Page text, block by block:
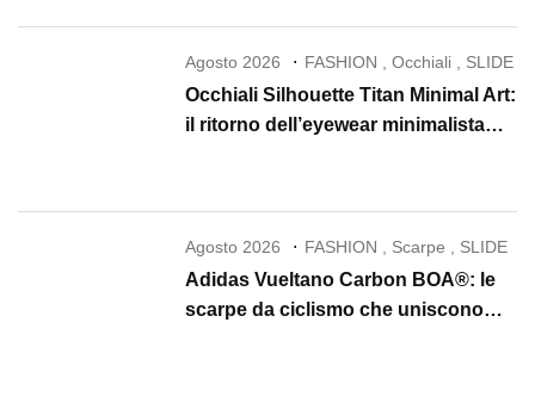
Agosto 2026 FASHION ,Occhiali SLIDE
Occhiali Silhouette Titan Minimal Art:
il ritorno dell’eyewear minimalista
Agosto 2026 FASHION Scarpe SLIDE
Adidas Vueltano Carbon BOA®: le
scarpe da ciclismo che uniscono